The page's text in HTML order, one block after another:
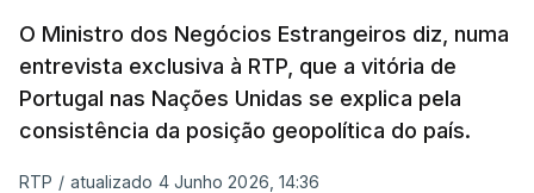
O Ministro dos Negócios Estrangeiros diz, numa
entrevista exclusiva à RTP, que a vitória de
Portugal nas Nações Unidas se explica pela
consistência da posição geopolítica do país.
RTP / atualizado 4 Junho 2026, 14:36